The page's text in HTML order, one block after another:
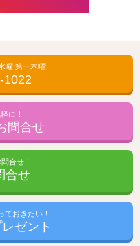
曜,第一木曜
1022
に！
問合せ
合せ！
合せ
ておきたい！
ゼント